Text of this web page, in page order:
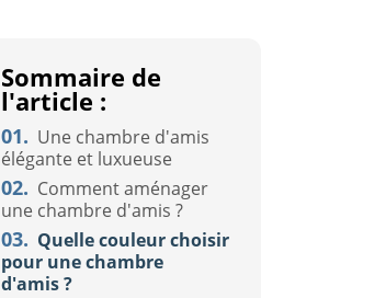
Sommaire de
l'article :
01. Une chambre d'amis
élégante et luxueuse
02. Comment aménager
une chambre d'amis ?
03. Quelle couleur choisir
pour une chambre
d'amis ?